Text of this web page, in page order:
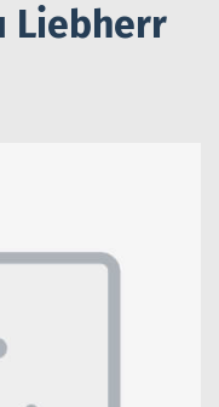
Liebherr